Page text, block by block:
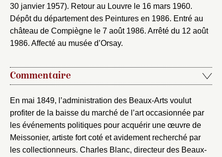
30 janvier 1957). Retour au Louvre le 16 mars 1960.
Dépôt du département des Peintures en 1986. Entré au
château de Compiègne le 7 août 1986. Arrêté du 12 août
1986. Affecté au musée d’Orsay.
Commentaire
En mai 1849, l’administration des Beaux-Arts voulut
profiter de la baisse du marché de l’art occasionnée par
les événements politiques pour acquérir une œuvre de
Meissonier, artiste fort coté et avidement recherché par
les collectionneurs. Charles Blanc, directeur des Beaux-